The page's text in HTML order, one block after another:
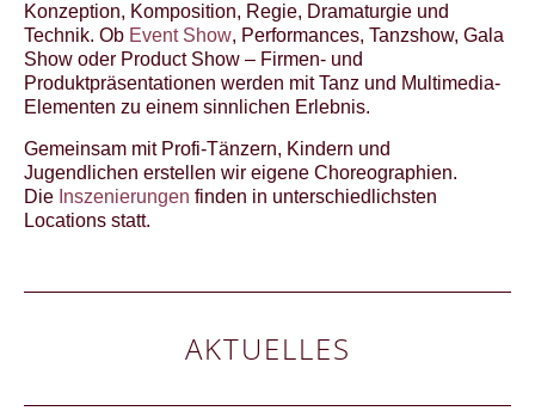
Konzeption, Komposition, Regie, Dramaturgie und
Technik. Ob Event Show, Performances, Tanzshow, Gala
Show oder Product Show – Firmen- und
Produktpräsentationen werden mit Tanz und Multimedia-
Elementen zu einem sinnlichen Erlebnis.
Gemeinsam mit Profi-Tänzern, Kindern und
Jugendlichen erstellen wir eigene Choreographien.
Die Inszenierungen finden in unterschiedlichsten
Locations statt.
AKTUELLES